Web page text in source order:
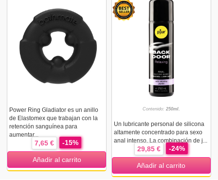
Power Ring Gladiator es un anillo
de Elastomex que trabajan con la
retención sanguínea para
aumentar...
7,65 € -15%
Añadir al carrito
Contenido: 250ml.
Un lubricante personal de silicona
altamente concentrado para sexo
anal intenso. La combinación de j...
29,85 € -24%
Añadir al carrito